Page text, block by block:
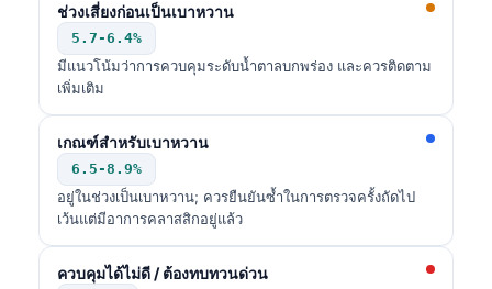
ช่วงเสี่ยงก่อนเป็นเบาหวาน
5.7-6.4%
มีแนวโน้มว่าการควบคุมระดับน้ำตาลบกพร่อง และควรติดตาม
เพิ่มเติม
เกณฑ์สำหรับเบาหวาน
6.5-8.9%
อยู่ในช่วงเป็นเบาหวาน; ควรยืนยันซ้ำในการตรวจครั้งถัดไป
เว้นแต่มีอาการคลาสสิกอยู่แล้ว
ควบคุมได้ไม่ดี / ต้องทบทวนด่วน